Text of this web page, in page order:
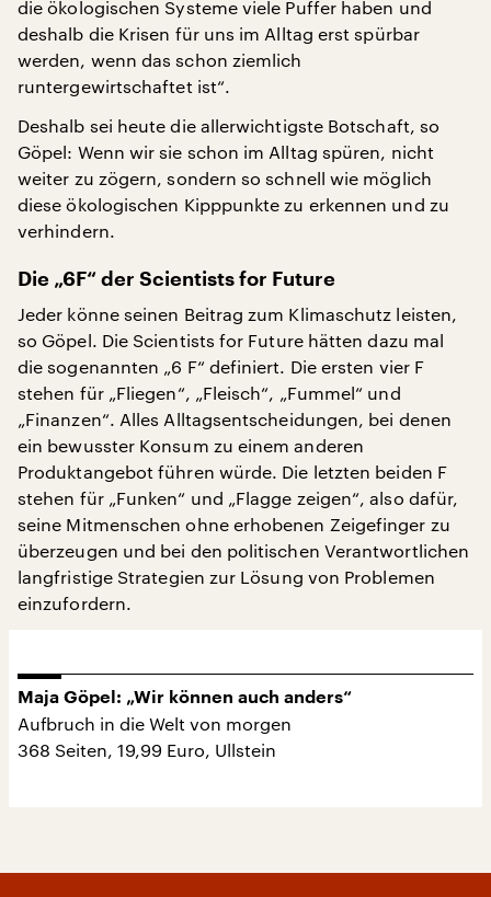
die ökologischen Systeme viele Puffer haben und
deshalb die Krisen für uns im Alltag erst spürbar
werden, wenn das schon ziemlich
runtergewirtschaftet ist“.
Deshalb sei heute die allerwichtigste Botschaft, so
Göpel: Wenn wir sie schon im Alltag spüren, nicht
weiter zu zögern, sondern so schnell wie möglich
diese ökologischen Kipppunkte zu erkennen und zu
verhindern.
Die „6F“ der Scientists for Future
Jeder könne seinen Beitrag zum Klimaschutz leisten,
so Göpel. Die Scientists for Future hätten dazu mal
die sogenannten „6 F“ definiert. Die ersten vier F
stehen für „Fliegen“, „Fleisch“, „Fummel“ und
„Finanzen“. Alles Alltagsentscheidungen, bei denen
ein bewusster Konsum zu einem anderen
Produktangebot führen würde. Die letzten beiden F
stehen für „Funken“ und „Flagge zeigen“, also dafür,
seine Mitmenschen ohne erhobenen Zeigefinger zu
überzeugen und bei den politischen Verantwortlichen
langfristige Strategien zur Lösung von Problemen
einzufordern.
Maja Göpel: „Wir können auch anders“
Aufbruch in die Welt von morgen
368 Seiten, 19,99 Euro, Ullstein